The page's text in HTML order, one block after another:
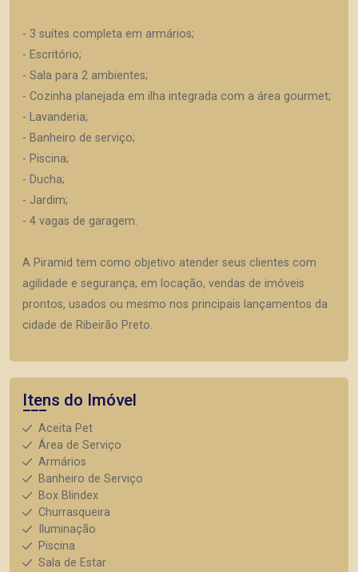
- 3 suítes completa em armários;
- Escritório;
- Sala para 2 ambientes;
- Cozinha planejada em ilha integrada com a área gourmet;
- Lavanderia;
- Banheiro de serviço;
- Piscina;
- Ducha;
- Jardim;
- 4 vagas de garagem.
A Piramid tem como objetivo atender seus clientes com
agilidade e segurança, em locação, vendas de imóveis
prontos, usados ou mesmo nos principais lançamentos da
cidade de Ribeirão Preto.
Itens do Imóvel
Aceita Pet
Área de Serviço
Armários
Banheiro de Serviço
Box Blindex
Churrasqueira
Iluminação
Piscina
Sala de Estar